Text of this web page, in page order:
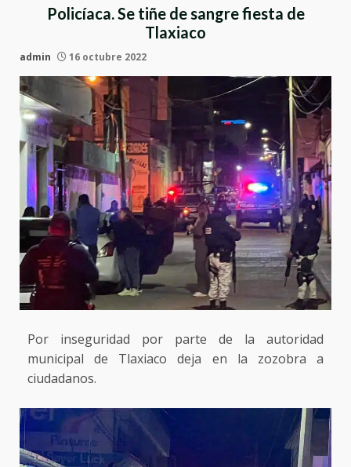
Policíaca. Se tiñe de sangre fiesta de
Tlaxiaco
admin 16 octubre 2022
Por inseguridad por parte de la autoridad
municipal de Tlaxiaco deja en la zozobra a
ciudadanos.